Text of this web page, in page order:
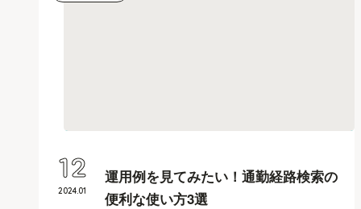
運用例を見てみたい！通勤経路検索の
便利な使い方3選
2024.01
12